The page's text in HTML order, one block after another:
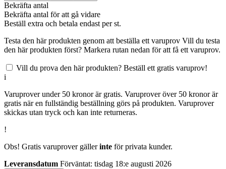
Bekräfta antal
Bekräfta antal för att gå vidare
Beställ extra och betala endast per st.
Testa den här produkten genom att beställa ett varuprov Vill du testa
den här produkten först? Markera rutan nedan för att få ett varuprov.
Vill du prova den här produkten? Beställ ett gratis varuprov!
i
Varuprover under 50 kronor är gratis. Varuprover över 50 kronor är
gratis när en fullständig beställning görs på produkten. Varuprover
skickas utan tryck och kan inte returneras.
!
Obs! Gratis varuprover gällerinte för privata kunder.
Leveransdatum Förväntat: tisdag 18:e augusti 2026